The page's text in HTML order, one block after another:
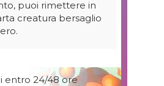
entro 24/48 ore
puoi rimettere in
creatura bersaglio